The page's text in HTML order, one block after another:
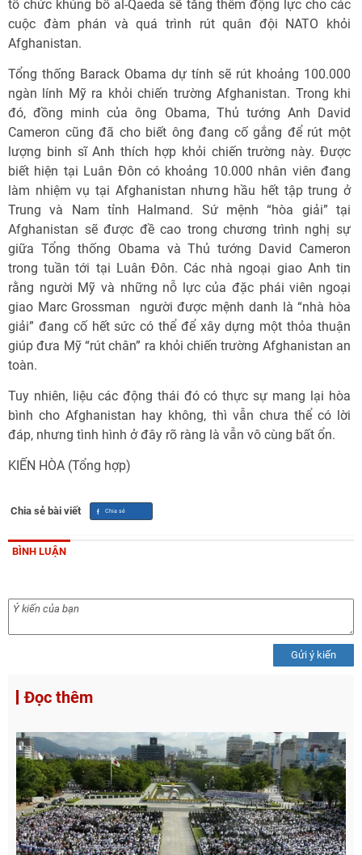
tổ chức khủng bố al-Qaeda sẽ tăng thêm động lực cho các
cuộc đàm phán và quá trình rút quân đội NATO khỏi
Afghanistan.
Tổng thống Barack Obama dự tính sẽ rút khoảng 100.000
ngàn lính Mỹ ra khỏi chiến trường Afghanistan. Trong khi
đó, đồng minh của ông Obama, Thủ tướng Anh David
Cameron cũng đã cho biết ông đang cố gắng để rút một
lượng binh sĩ Anh thích hợp khỏi chiến trường này. Được
biết hiện tại Luân Đôn có khoảng 10.000 nhân viên đang
làm nhiệm vụ tại Afghanistan nhưng hầu hết tập trung ở
Trung và Nam tỉnh Halmand. Sứ mệnh “hòa giải” tại
Afghanistan sẽ được đề cao trong chương trình nghị sự
giữa Tổng thống Obama và Thủ tướng David Cameron
trong tuần tới tại Luân Đôn. Các nhà ngoại giao Anh tin
rằng người Mỹ và những nỗ lực của đặc phái viên ngoại
giao Marc Grossman  người được mệnh danh là “nhà hòa
giải” đang cố hết sức có thể để xây dựng một thỏa thuận
giúp đưa Mỹ “rút chân” ra khỏi chiến trường Afghanistan an
toàn.
Tuy nhiên, liệu các động thái đó có thực sự mang lại hòa
bình cho Afghanistan hay không, thì vẫn chưa thể có lời
đáp, nhưng tình hình ở đây rõ ràng là vẫn vô cùng bất ổn.
KIẾN HÒA (Tổng hợp)
Chia sẻ bài viết
BÌNH LUẬN
Gửi ý kiến
Đọc thêm